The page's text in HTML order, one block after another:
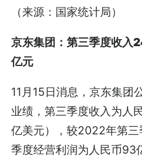
（来源：国家统计局）
京东集团：第三季度收入
亿元
11月15日消息，京东集团
业绩，第三季度收入为人
亿美元），较2022年第三
季度经营利润为人民币93